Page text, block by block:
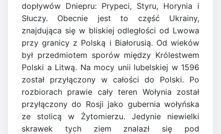
dopływów Dniepru: Prypeci, Styru, Horynia i
Słuczy. Obecnie jest to część Ukrainy,
znajdująca się w bliskiej odległości od Lwowa
przy granicy z Polską i Białorusią. Od wieków
był przedmiotem sporów między Królestwem
Polski a Litwą. Na mocy unii lubelskiej w 1596
został przyłączony w całości do Polski. Po
rozbiorach prawie cały teren Wołynia został
przyłączony do Rosji jako gubernia wołyńska
ze stolicą w Żytomierzu. Jedynie niewielki
skrawek tych ziem znalazł się pod